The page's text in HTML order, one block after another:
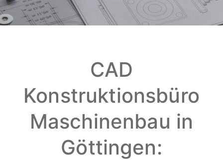
CAD
Konstruktionsbüro
Maschinenbau in
Göttingen: